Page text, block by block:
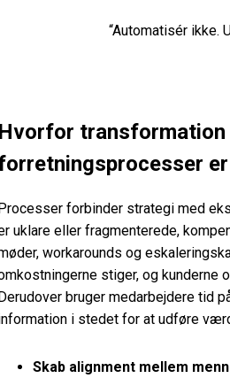
“Automatisér ikke.
forbinder strategi med
uklare eller fragmenterede,
workarounds og
stiger, og kunderne
bruger medarbejdere tid
i stedet for at udføre
Skab alignment mellem